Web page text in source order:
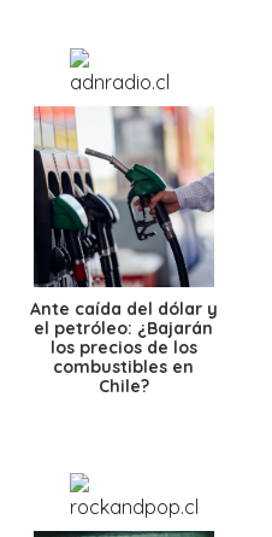
Ante caída del dólar y
el petróleo: ¿Bajarán
los precios de los
combustibles en
Chile?